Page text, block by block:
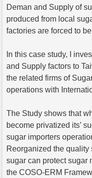
Deman and Supply of
produced from local
factories are forced to
In this case study, I
and Supply factors to
the related firms of
operations with
The Study shows that
become privatized its’
sugar importers
Reorganized the quality
sugar can protect sugar
the COSO-ERM